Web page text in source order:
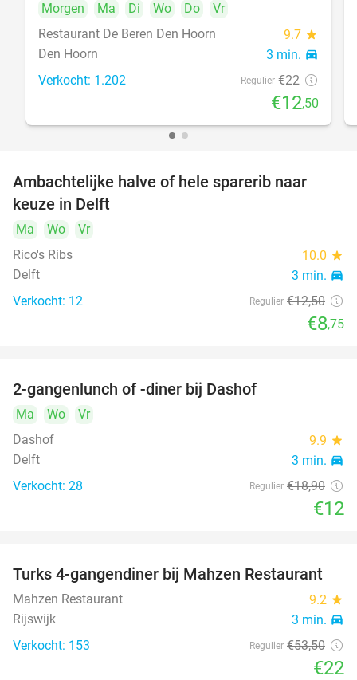
Morgen Ma Di Wo Do
Vr
Restaurant De Beren Den Hoorn
9.7 star
Den Hoorn 3 min. directions_car
Verkocht: 1.202 Regulier €22
€12,50
Ambachtelijke halve of hele sparerib naar
keuze in Delft
Ma Wo
Vr
Rico's Ribs
10.0 star
Delft 3 min. directions_car
Verkocht: 12 Regulier €12,50
€8,75
2-gangenlunch of -diner bij Dashof
Ma Wo
Vr
Dashof
9.9 star
Delft 3 min. directions_car
Verkocht: 28 Regulier €18,90
€12
59%
Turks 4-gangendiner bij Mahzen Restaurant
Mahzen Restaurant 9.2 star
Rijswijk 3 min. directions_car
Verkocht: 153 Regulier €53,50
€22